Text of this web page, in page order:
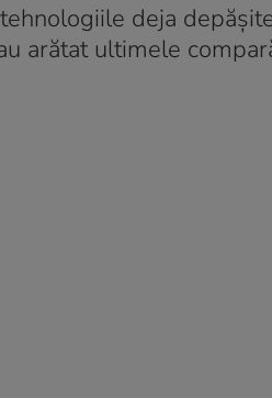
deja
arătat ultimele